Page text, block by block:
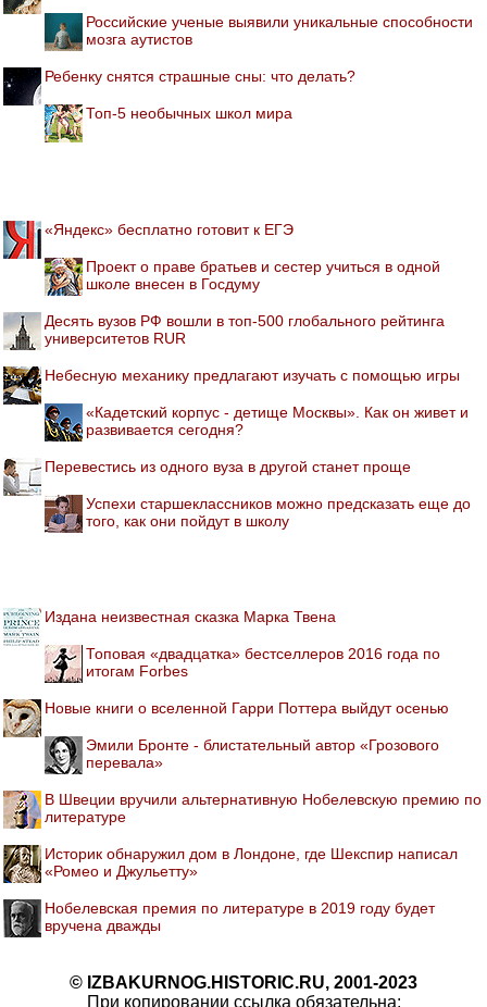
Российские ученые выявили уникальные способности
мозга аутистов
Ребенку снятся страшные сны: что делать?
Топ-5 необычных школ мира
«Яндекс» бесплатно готовит к ЕГЭ
Проект о праве братьев и сестер учиться в одной
школе внесен в Госдуму
Десять вузов РФ вошли в топ-500 глобального рейтинга
университетов RUR
Небесную механику предлагают изучать с помощью игры
«Кадетский корпус - детище Москвы». Как он живет и
развивается сегодня?
Перевестись из одного вуза в другой станет проще
Успехи старшеклассников можно предсказать еще до
того, как они пойдут в школу
Издана неизвестная сказка Марка Твена
Топовая «двадцатка» бестселлеров 2016 года по
итогам Forbes
Новые книги о вселенной Гарри Поттера выйдут осенью
Эмили Бронте - блистательный автор «Грозового
перевала»
В Швеции вручили альтернативную Нобелевскую премию по
литературе
Историк обнаружил дом в Лондоне, где Шекспир написал
«Ромео и Джульетту»
Нобелевская премия по литературе в 2019 году будет
вручена дважды
© IZBAKURNOG.HISTORIC.RU, 2001-2023
При копировании ссылка обязательна: